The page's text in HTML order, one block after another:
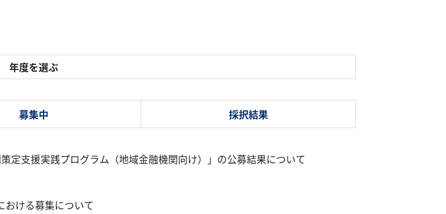
年度を選ぶ
募集中 採択結果
定支援実践プログラム（地域金融機関向け）」の公募結果について
おける募集について